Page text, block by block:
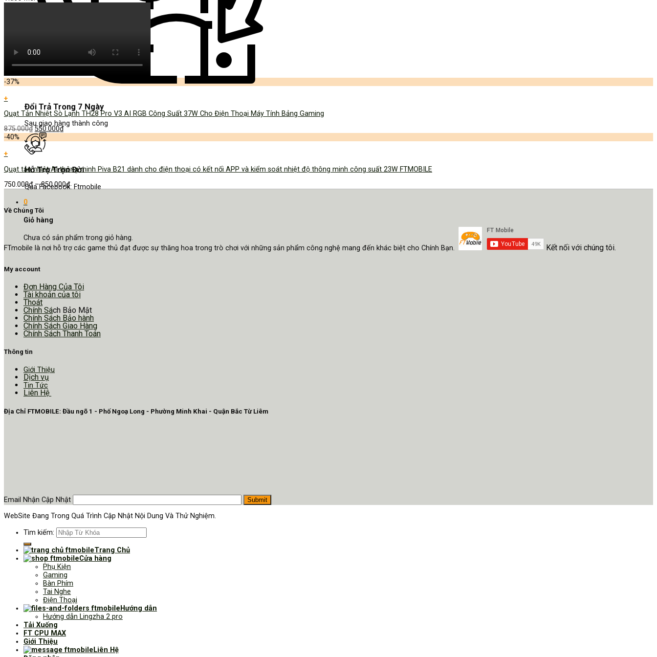
Đổi Trả Trong 7 Ngày
Sau giao hàng thành công
Hỗ Trợ Trọn Đời
Qua Facebook: Ftmobile
0
Giỏ hàng
Chưa có sản phẩm trong giỏ hàng.
-37%
+
Quạt Tản Nhiệt Sò Lạnh TH28 Pro V3 AI RGB Công Suất 37W Cho Điện Thoại Máy Tính Bảng Gaming
875.000₫ 550.000₫
-40%
+
Quạt tản nhiệt AI thông minh Piva B21 dành cho điện thoại có kết nối APP và kiểm soát nhiệt độ thông minh công suất 23W FTMOBILE
750.000₫–850.000₫
Về Chúng Tôi
FTmobile là nơi hỗ trợ các game thủ đạt được sự thăng hoa trong trò chơi với những sản phẩm công nghệ mang đến khác biệt cho Chính Bạn. Kết nối với chúng tôi.
My account
Đơn Hàng Của Tôi
Tài khoản của tôi
Thoát
Chính Sách Bảo Mật
Chính Sách Bảo hành
Chính Sách Giao Hàng
Chính Sách Thanh Toán
Thông tin
Giới Thiệu
Dịch vụ
Tin Tức
Liên Hệ
Địa Chỉ FTMOBILE: Đầu ngõ 1 - Phố Ngoạ Long - Phường Minh Khai - Quận Bắc Từ Liêm
Email Nhận Cập Nhật
WebSite Đang Trong Quá Trình Cập Nhật Nội Dung Và Thử Nghiệm.
Tìm kiếm:
Trang Chủ
Cửa hàng
Phụ Kiện
Gaming
Bàn Phím
Tai Nghe
Điện Thoại
Hướng dẫn
Hướng dẫn Lingzha 2 pro
Tải Xuống
FT CPU MAX
Giới Thiệu
Liên Hệ